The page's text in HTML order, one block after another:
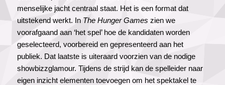
menselijke jacht centraal staat. Het is een format dat
uitstekend werkt. In The Hunger Games zien we
voorafgaand aan ‘het spel’ hoe de kandidaten worden
geselecteerd, voorbereid en gepresenteerd aan het
publiek. Dat laatste is uiteraard voorzien van de nodige
showbizzglamour. Tijdens de strijd kan de spelleider naar
eigen inzicht elementen toevoegen om het spektakel te